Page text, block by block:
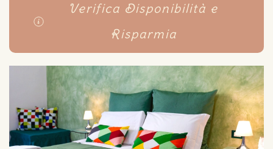
Verifica Disponibilità e
Risparmia